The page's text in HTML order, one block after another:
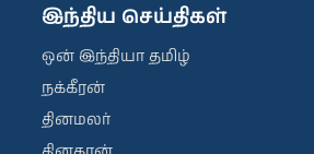
இந்திய செய்திகள்
ஒன் இந்தியா தமிழ்
நக்கீரன்
தினமலர்